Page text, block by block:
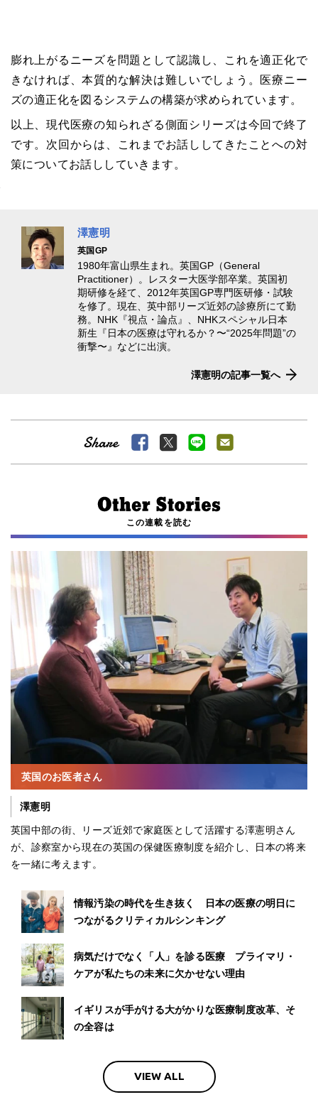
膨れ上がるニーズを問題として認識し、これを適正化で
きなければ、本質的な解決は難しいでしょう。医療ニー
ズの適正化を図るシステムの構築が求められています。
以上、現代医療の知られざる側面シリーズは今回で終了
です。次回からは、これまでお話ししてきたことへの対
策についてお話ししていきます。
澤憲明
英国GP
1980年富⼭県⽣まれ。英国GP（General
Practitioner）。レスター⼤医学部卒業。英国初
期研修を経て、2012年英国GP専⾨医研修・試験
を修了。現在、英中部リーズ近郊の診療所にて勤
務。NHK『視点・論点』、NHKスペシャル⽇本
新⽣『⽇本の医療は守れるか？〜“2025年問題”の
衝撃〜』などに出演。
澤憲明の記事一覧へ
この連載を読む
英国のお医者さん
澤憲明
英国中部の街、リーズ近郊で家庭医として活躍する澤憲明さん
が、診察室から現在の英国の保健医療制度を紹介し、日本の将来
を一緒に考えます。
情報汚染の時代を生き抜く 日本の医療の明日に
つながるクリティカルシンキング
病気だけでなく「人」を診る医療 プライマリ・
ケアが私たちの未来に欠かせない理由
イギリスが手がける大がかりな医療制度改革、そ
の全容は
VIEW ALL